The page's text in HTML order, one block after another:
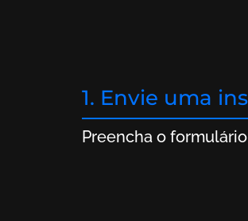
1. Envie uma